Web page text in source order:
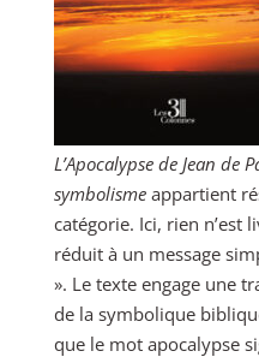
L’Apocalypse de Jean de
symbolismeappartient
catégorie. Ici, rien n’est
réduit à un message
». Le texte engage une
de la symbolique
que le mot apocalypse